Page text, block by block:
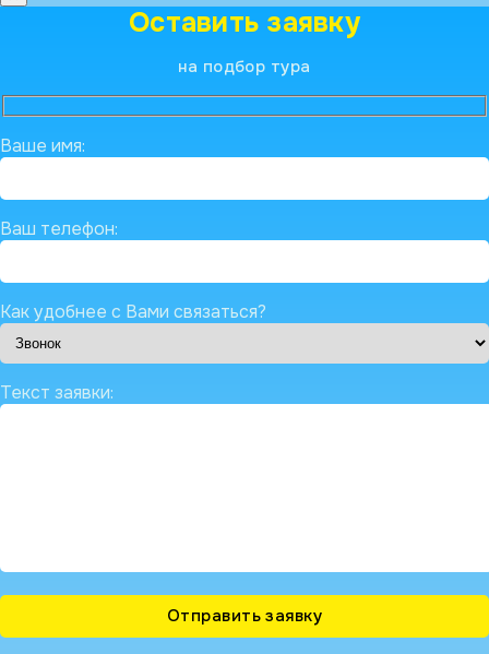
Оставить заявку
на подбор тура
Ваше имя:
Ваш телефон:
Как удобнее с Вами связаться?
Текст заявки: